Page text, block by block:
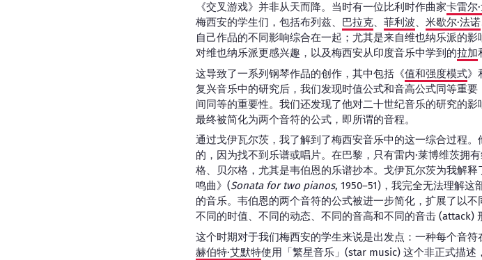
《交叉游戏》并非从天而降。当时有一位比利时作曲家卡雷尔
梅西安的学生们，包括布列兹、 巴拉克、 菲利波、 米歇尔·法诺
自己作品的不同影响综合在一起；尤其是来自维也纳乐派的
对维也纳乐派更感兴趣，以及梅西安从印度音乐中学到的拉加
这导致了一系列钢琴作品的创作，其中包括《值和强度模式》
复兴音乐中的研究后，我们发现时值公式和音高公式同等重
间同等的重要性。我们还发现了他对二十世纪音乐的研究的
最终被简化为两个音符的公式，即所谓的音程。
通过戈伊瓦尔茨，我了解到了梅西安音乐中的这一综合过程
的，因为找不到乐谱或唱片。在巴黎，只有雷内·莱博维茨拥
格、贝尔格，尤其是韦伯恩的乐谱抄本。戈伊瓦尔茨为我解
鸣曲》(Sonata for two pianos, 1950–51)，我完全无法理解
的音乐。韦伯恩的两个音符的公式被进一步简化，扩展了以
不同的时值、不同的动态、不同的音高和不同的音击 (attack)
这个时期对于我们梅西安的学生来说是出发点：一种每个音
赫伯特·艾默特使用「繁星音乐」(star music) 这个非正式描